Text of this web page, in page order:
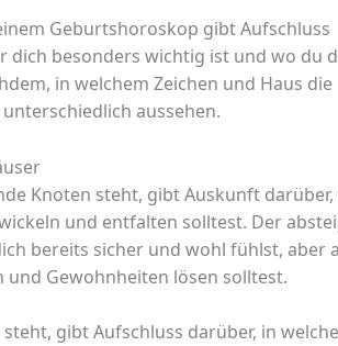
Geburtshoroskop gibt Aufschluss
dich besonders wichtig ist und wo du
in welchem Zeichen und Haus die
aussehen.
Knoten steht, gibt Auskunft darüber,
und entfalten solltest. Der
bereits sicher und wohl fühlst, aber
Gewohnheiten lösen solltest.
gibt Aufschluss darüber, in